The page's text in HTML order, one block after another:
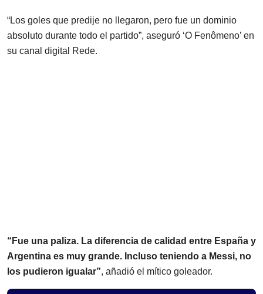
“Los goles que predije no llegaron, pero fue un dominio
absoluto durante todo el partido”, aseguró ‘O Fenômeno’ en
su canal digital
Rede.
“Fue una paliza. La diferencia de calidad entre España y
Argentina es muy grande. Incluso teniendo a Messi, no
los pudieron igualar”, añadió el mítico goleador.